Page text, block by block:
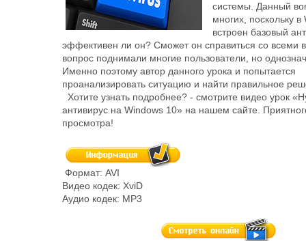
системы. Данный
многих, поскольку
встроен базовый
эффективен ли он? Сможет он справиться со всеми
вопрос поднимали многие пользователи, но
Именно поэтому автор данного урока и попытается
проанализировать ситуацию и найти правильное
Хотите узнать подробнее? - смотрите видео урок
антивирус на Windows 10» на нашем сайте.
просмотра!
Формат: AVI
Видео кодек: XviD
Аудио кодек: MP3